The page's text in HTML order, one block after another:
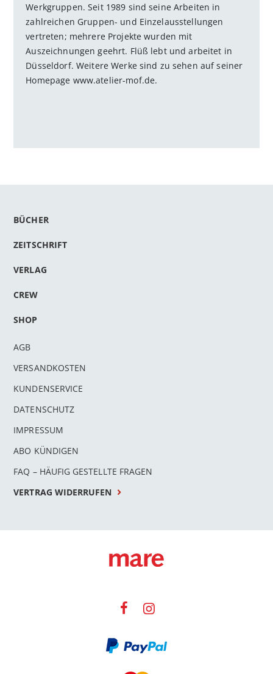
Werkgruppen. Seit 1989 sind seine Arbeiten in
zahlreichen Gruppen- und Einzelausstellungen
vertreten; mehrere Projekte wurden mit
Auszeichnungen geehrt. Flüß lebt und arbeitet in
Düsseldorf. Weitere Werke sind zu sehen auf seiner
Homepage www.atelier-mof.de.
BÜCHER
ZEITSCHRIFT
VERLAG
CREW
SHOP
AGB
VERSANDKOSTEN
KUNDENSERVICE
DATENSCHUTZ
IMPRESSUM
ABO KÜNDIGEN
FAQ – HÄUFIG GESTELLTE FRAGEN
VERTRAG WIDERRUFEN